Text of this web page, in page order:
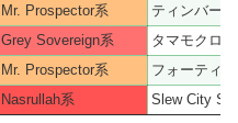
Mr. Prospector系
ティンバー
Grey Sovereign系
タマモクロス
Mr. Prospector系
フォーティ
Nasrullah系 Slew City